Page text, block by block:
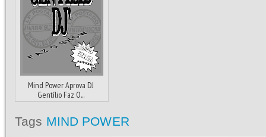
Mind Power Aprova DJ
Gentílio Faz O...
Tags MIND POWER